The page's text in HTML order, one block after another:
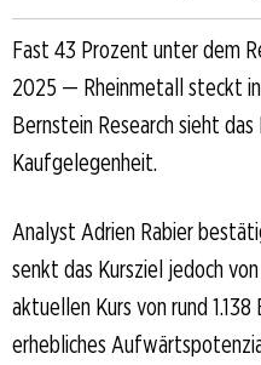
Fast 43 Prozent unter dem
2025 — Rheinmetall steckt
Bernstein Research sieht das
Kaufgelegenheit.
Analyst Adrien Rabier
senkt das Kursziel jedoch
aktuellen Kurs von rund
erhebliches